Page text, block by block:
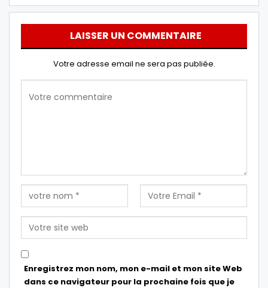
LAISSER UN COMMENTAIRE
Votre adresse email ne sera pas publiée.
Enregistrez mon nom, mon e-mail et mon site Web
dans ce navigateur pour la prochaine fois que je